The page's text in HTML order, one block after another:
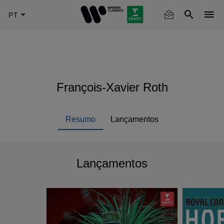
François-Xavier Roth
Resumo Lançamentos
Lançamentos